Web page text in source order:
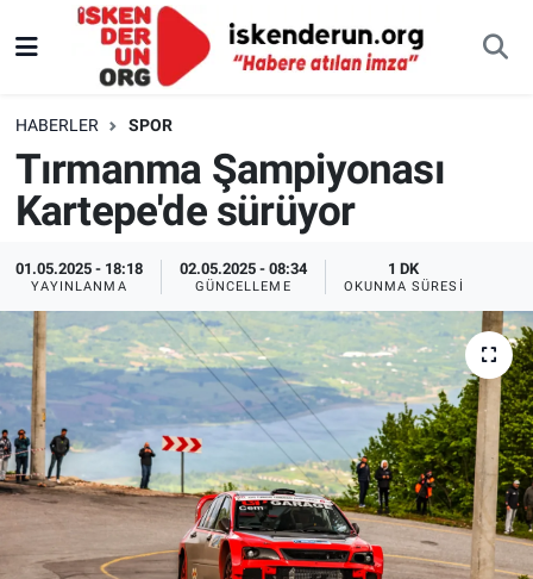
HABERLER SPOR
Tırmanma Şampiyonası
Kartepe'de sürüyor
01.05.2025 - 18:18
YAYINLANMA
02.05.2025 - 08:34
GÜNCELLEME
1 DK
OKUNMA SÜRESI